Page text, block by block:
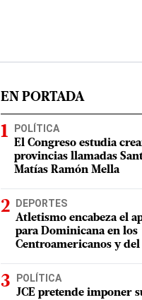
EN PORTADA
POLÍTICA
El Congreso estudia
provincias llamadas
Matías Ramón Mella
DEPORTES
Atletismo encabeza el
para Dominicana en los
Centroamericanos y del
POLÍTICA
JCE pretende imponer